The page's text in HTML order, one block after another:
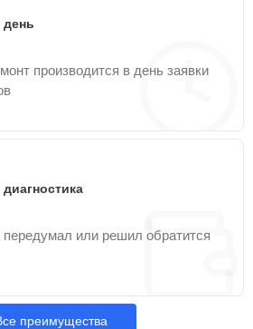
день
производится в день заявки
или решил обратится
преимущества